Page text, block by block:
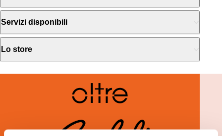
Servizi disponibili
Lo store